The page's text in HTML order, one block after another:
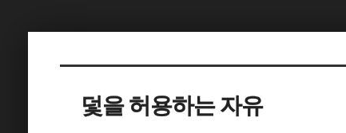
덫을 허용하는 자유
Sketchbook5, 스케치북5
Sketchbook5, 스케치북5